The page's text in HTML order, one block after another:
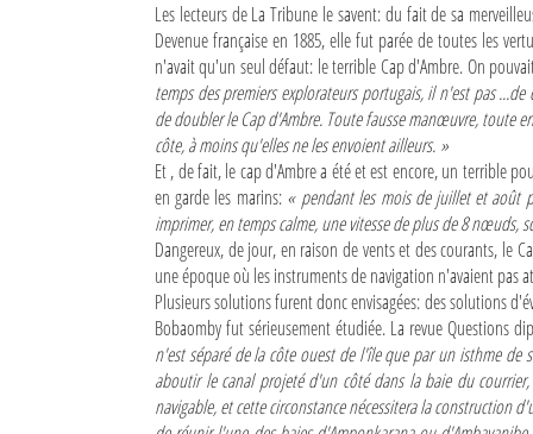
Les lecteurs de La Tribune le savent: du fait de sa
Devenue française en 1885, elle fut parée de toutes les
n'avait qu'un seul défaut: le terrible Cap d'Ambre. On
temps des premiers explorateurs portugais, il n'est pas
de doubler le Cap d'Ambre. Toute fausse manœuvre, toute
côte, à moins qu'elles ne les envoient ailleurs. »
Et , de fait, le cap d'Ambre a été et est encore, un terrible
en garde les marins: « pendant les mois de juillet et août
imprimer, en temps calme, une vitesse de plus de 8 nœuds,
Dangereux, de jour, en raison de vents et des courants, le
une époque où les instruments de navigation n'avaient pas
Plusieurs solutions furent donc envisagées: des solutions
Bobaomby fut sérieusement étudiée. La revue Questions
n'est séparé de la côte ouest de l'île que par un isthme
aboutir le canal projeté d'un côté dans la baie du
navigable, et cette circonstance nécessitera la construction